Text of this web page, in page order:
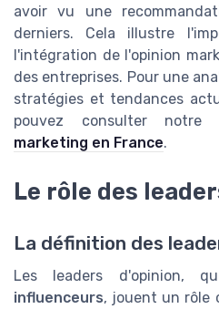
avoir vu une
derniers. Cela illustre
l'intégration de l'opinion
des entreprises. Pour une
stratégies et tendances
pouvez consulter notre
marketing en France.
Le rôle des
La définition des
Les leaders d'opinion,
influenceurs, jouent un rôle